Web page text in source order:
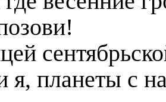
я, планеты с